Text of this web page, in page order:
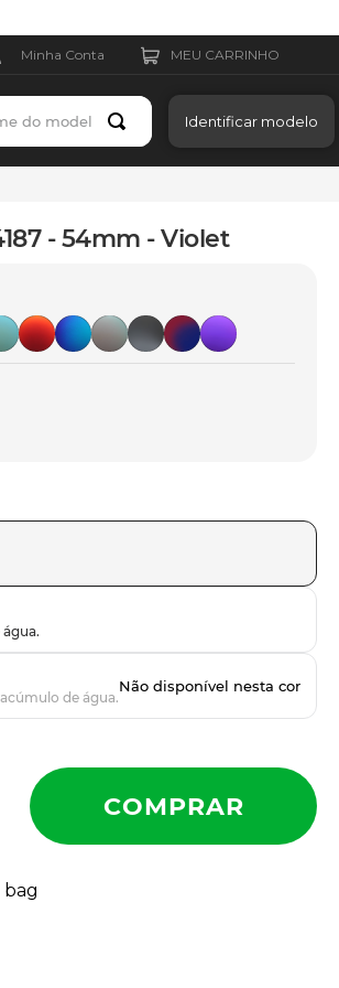
Minha Conta
do modelo
Identificar modelo
- 54mm - Violet
bag